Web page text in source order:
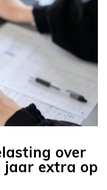
over
jaar extra op